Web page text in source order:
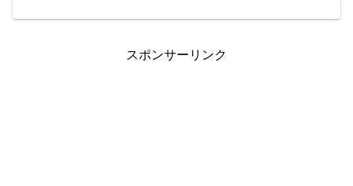
した。
スポンサーリンク